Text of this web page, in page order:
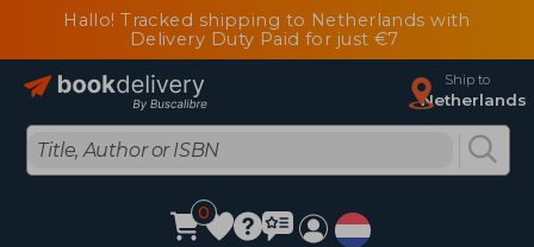
Hallo! Tracked shipping to Netherlands with
Delivery Duty Paid for just €7
Ship to
Netherlands
0